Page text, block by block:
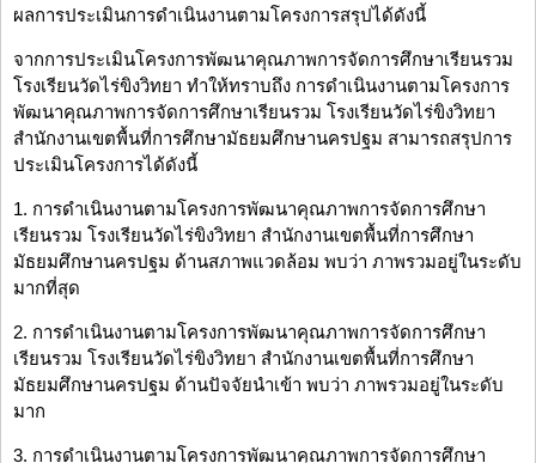
ผลการประเมินการดำเนินงานตามโครงการสรุปได้ดังนี้
จากการประเมินโครงการพัฒนาคุณภาพการจัดการศึกษาเรียนรวม
โรงเรียนวัดไร่ขิงวิทยา ทำให้ทราบถึง การดำเนินงานตามโครงการ
พัฒนาคุณภาพการจัดการศึกษาเรียนรวม โรงเรียนวัดไร่ขิงวิทยา
สำนักงานเขตพื้นที่การศึกษามัธยมศึกษานครปฐม สามารถสรุปการ
ประเมินโครงการได้ดังนี้
1. การดำเนินงานตามโครงการพัฒนาคุณภาพการจัดการศึกษา
เรียนรวม โรงเรียนวัดไร่ขิงวิทยา สำนักงานเขตพื้นที่การศึกษา
มัธยมศึกษานครปฐม ด้านสภาพแวดล้อม พบว่า ภาพรวมอยู่ในระดับ
มากที่สุด
2. การดำเนินงานตามโครงการพัฒนาคุณภาพการจัดการศึกษา
เรียนรวม โรงเรียนวัดไร่ขิงวิทยา สำนักงานเขตพื้นที่การศึกษา
มัธยมศึกษานครปฐม ด้านปัจจัยนำเข้า พบว่า ภาพรวมอยู่ในระดับ
มาก
3. การดำเนินงานตามโครงการพัฒนาคุณภาพการจัดการศึกษา